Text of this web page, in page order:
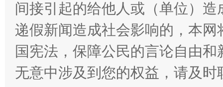
千年窑火 生生不息 一
间接引起的给他人或（单位）
递假新闻造成社会影响的，本
国宪法，保障公民的言论自由
无意中涉及到您的权益，请及